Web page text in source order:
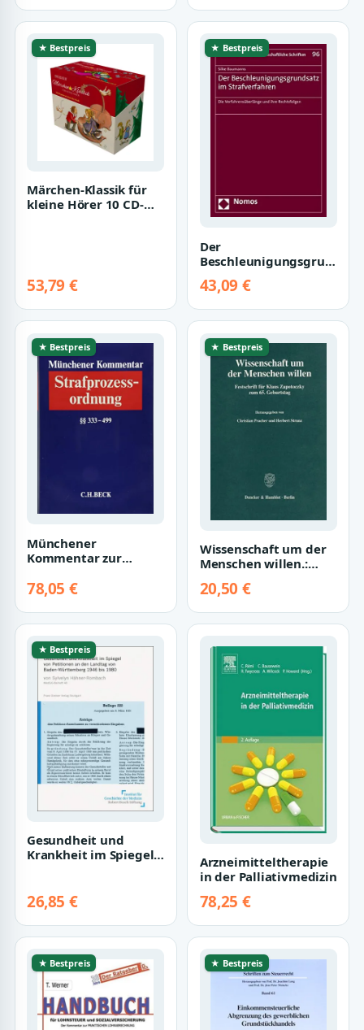
★ Bestpreis
Märchen-Klassik für
kleine Hörer 10 CD-
53,79 €
★ Bestpreis
Der
Beschleunigungsgrundsatz
Verfahrensüberläng…
43,09 €
★ Bestpreis
Münchener
Kommentar zur
Bd. 3/1: §§ 333-499
StPO
78,05 €
★ Bestpreis
Wissenschaft um der
Menschen willen.:
Zapotoczky…
20,50 €
★ Bestpreis
Gesundheit und
Krankheit im Spiegel
26,85 €
Arzneimitteltherapie
in der Palliativmedizin
78,25 €
★ Bestpreis ★ Bestpreis